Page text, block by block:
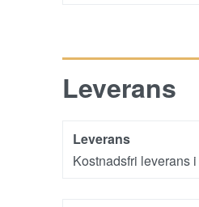
Leverans
Leverans
Kostnadsfri leverans i